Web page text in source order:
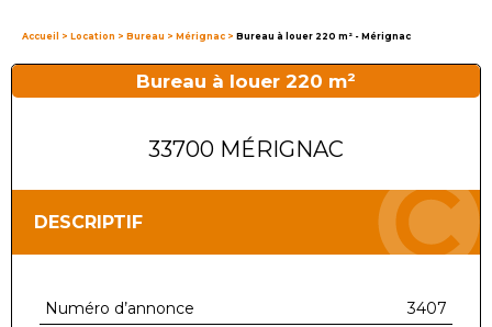
Accueil > Location > Bureau > Mérignac > Bureau à louer 220 m² - Mérignac
Bureau à louer 220 m²
33700 MÉRIGNAC
DESCRIPTIF
Numéro d’annonce
3407